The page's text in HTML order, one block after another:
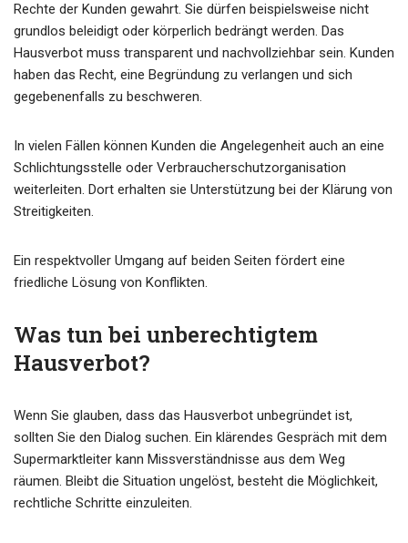
Rechte der Kunden gewahrt. Sie dürfen beispielsweise nicht
grundlos beleidigt oder körperlich bedrängt werden. Das
Hausverbot muss transparent und nachvollziehbar sein. Kunden
haben das Recht, eine Begründung zu verlangen und sich
gegebenenfalls zu beschweren.
In vielen Fällen können Kunden die Angelegenheit auch an eine
Schlichtungsstelle oder Verbraucherschutzorganisation
weiterleiten. Dort erhalten sie Unterstützung bei der Klärung von
Streitigkeiten.
Ein respektvoller Umgang auf beiden Seiten fördert eine
friedliche Lösung von Konflikten.
Was tun bei unberechtigtem
Hausverbot?
Wenn Sie glauben, dass das Hausverbot unbegründet ist,
sollten Sie den Dialog suchen. Ein klärendes Gespräch mit dem
Supermarktleiter kann Missverständnisse aus dem Weg
räumen. Bleibt die Situation ungelöst, besteht die Möglichkeit,
rechtliche Schritte einzuleiten.